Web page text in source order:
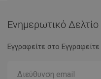
Ενημερωτικό Δελτίο
Εγγραφείτε στο